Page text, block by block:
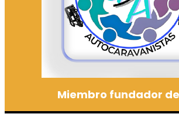
Miembro fundador